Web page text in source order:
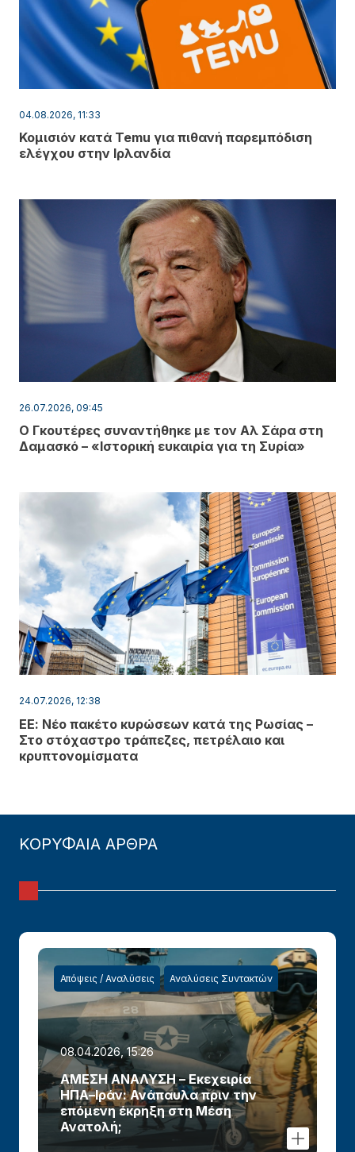
04.08.2026, 11:33
Κομισιόν κατά Temu για πιθανή παρεμπόδιση
ελέγχου στην Ιρλανδία
26.07.2026, 09:45
Ο Γκουτέρες συναντήθηκε με τον Αλ Σάρα στη
Δαμασκό – «Ιστορική ευκαιρία για τη Συρία»
24.07.2026, 12:38
ΕΕ: Νέο πακέτο κυρώσεων κατά της Ρωσίας –
Στο στόχαστρο τράπεζες, πετρέλαιο και
κρυπτονομίσματα
ΚΟΡΥΦΑΙΑ ΑΡΘΡΑ
Απόψεις / Αναλύσεις Αναλύσεις Συντακτών
08.04.2026, 15:26
ΑΜΕΣΗ ΑΝΑΛΥΣΗ – Εκεχειρία
ΗΠΑ–Ιράν: Ανάπαυλα πριν την
επόμενη έκρηξη στη Μέση
Ανατολή;